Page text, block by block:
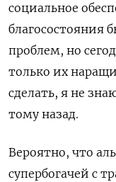
социальное
благосостояния
проблем, но
только их
сделать, я не
тому назад.
Вероятно, что
супербогачей с